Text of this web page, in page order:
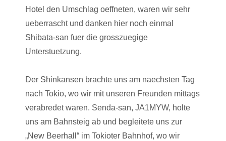
Hotel den Umschlag oeffneten, waren wir sehr
ueberrascht und danken hier noch einmal
Shibata-san fuer die grosszuegige
Unterstuetzung.
Der Shinkansen brachte uns am naechsten Tag
nach Tokio, wo wir mit unseren Freunden mittags
verabredet waren. Senda-san, JA1MYW, holte
uns am Bahnsteig ab und begleitete uns zur
„New Beerhall“ im Tokioter Bahnhof, wo wir